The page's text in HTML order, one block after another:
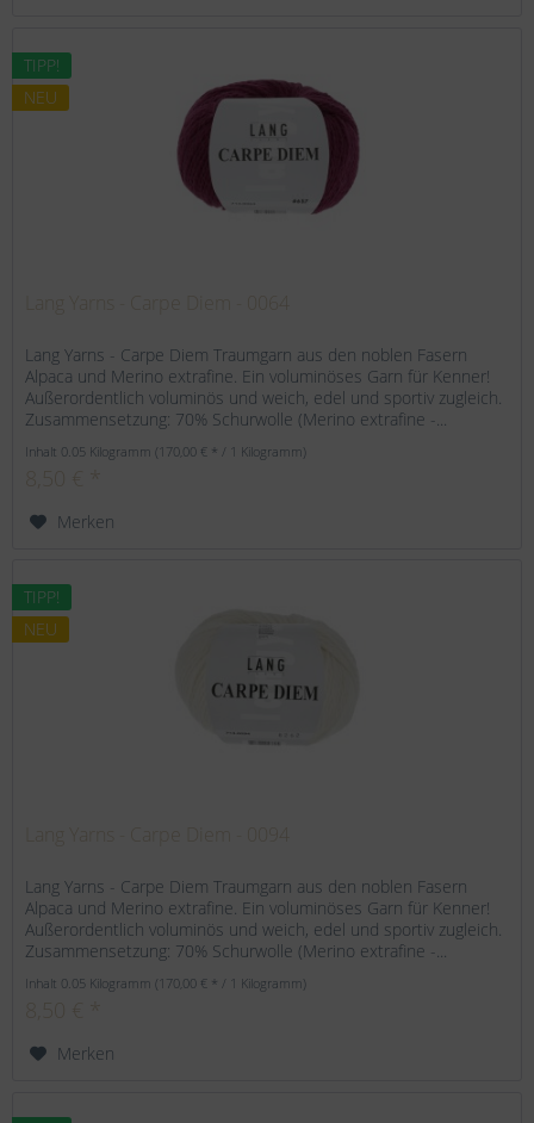
TIPP!
NEU
Lang Yarns - Carpe Diem Traumgarn aus den noblen Fasern
Alpaca und Merino extrafine. Ein voluminöses Garn für Kenner!
Außerordentlich voluminös und weich, edel und sportiv zugleich.
Zusammensetzung: 70% Schurwolle (Merino extrafine -...
Inhalt 0.05 Kilogramm(170,00 € * / 1 Kilogramm)
Merken
TIPP!
NEU
Lang Yarns - Carpe Diem Traumgarn aus den noblen Fasern
Alpaca und Merino extrafine. Ein voluminöses Garn für Kenner!
Außerordentlich voluminös und weich, edel und sportiv zugleich.
Zusammensetzung: 70% Schurwolle (Merino extrafine -...
Inhalt 0.05 Kilogramm(170,00 € * / 1 Kilogramm)
Merken